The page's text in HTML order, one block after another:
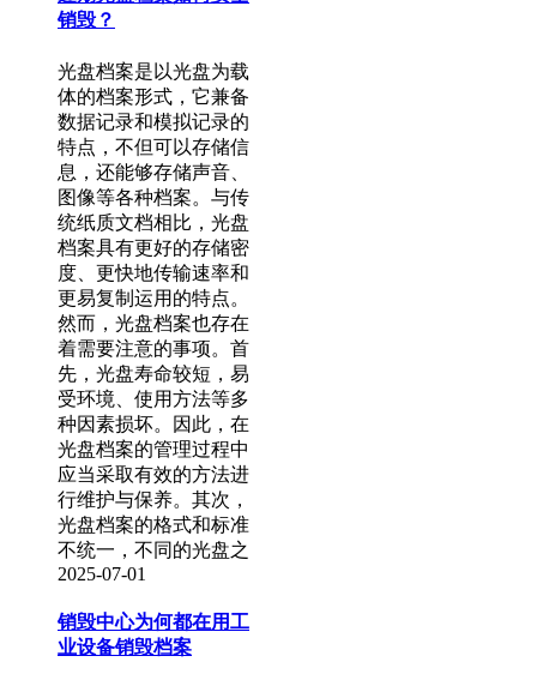
销毁？
光盘档案是以光盘为载
体的档案形式，它兼备
数据记录和模拟记录的
特点，不但可以存储信
息，还能够存储声音、
图像等各种档案。与传
统纸质文档相比，光盘
档案具有更好的存储密
度、更快地传输速率和
更易复制运用的特点。
然而，光盘档案也存在
着需要注意的事项。首
先，光盘寿命较短，易
受环境、使用方法等多
种因素损坏。因此，在
光盘档案的管理过程中
应当采取有效的方法进
行维护与保养。其次，
光盘档案的格式和标准
不统一，不同的光盘之
2025-07-01
销毁中心为何都在用工
业设备销毁档案